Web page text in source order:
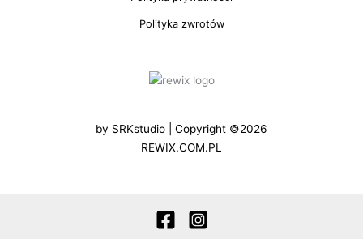
Polityka zwrotów
by SRKstudio | Copyright ©2026
REWIX.COM.PL